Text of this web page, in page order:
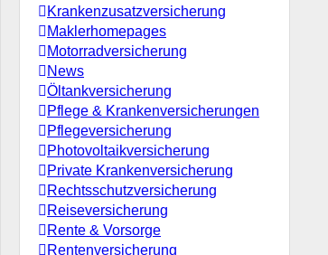
Krankenzusatzversicherung
Maklerhomepages
Motorradversicherung
News
Öltankversicherung
Pflege & Krankenversicherungen
Pflegeversicherung
Photovoltaikversicherung
Private Krankenversicherung
Rechtsschutzversicherung
Reiseversicherung
Rente & Vorsorge
Rentenversicherung